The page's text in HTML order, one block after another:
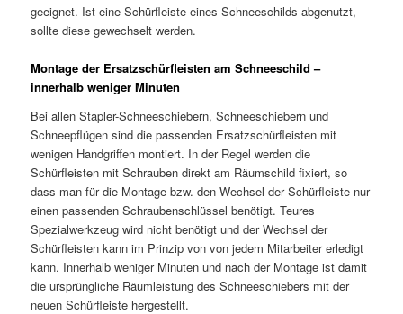
geeignet. Ist eine Schürfleiste eines Schneeschilds abgenutzt,
sollte diese gewechselt werden.
Montage der Ersatzschürfleisten am Schneeschild –
innerhalb weniger Minuten
Bei allen Stapler-Schneeschiebern, Schneeschiebern und
Schneepflügen sind die passenden Ersatzschürfleisten mit
wenigen Handgriffen montiert. In der Regel werden die
Schürfleisten mit Schrauben direkt am Räumschild fixiert, so
dass man für die Montage bzw. den Wechsel der Schürfleiste nur
einen passenden Schraubenschlüssel benötigt. Teures
Spezialwerkzeug wird nicht benötigt und der Wechsel der
Schürfleisten kann im Prinzip von von jedem Mitarbeiter erledigt
kann. Innerhalb weniger Minuten und nach der Montage ist damit
die ursprüngliche Räumleistung des Schneeschiebers mit der
neuen Schürfleiste hergestellt.